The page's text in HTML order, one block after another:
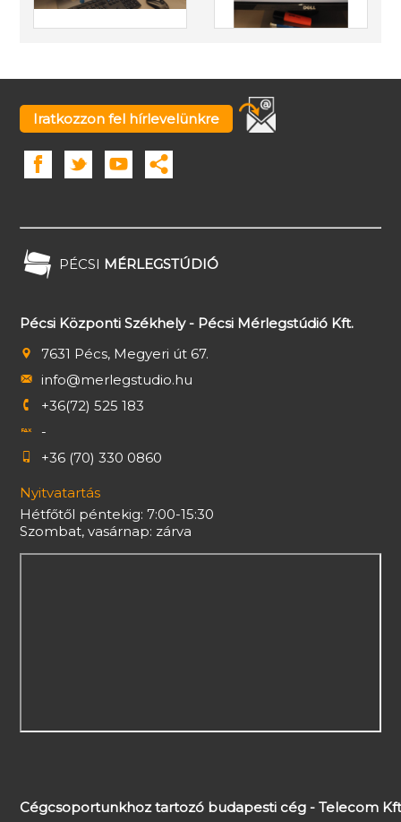
Iratkozzon fel hírlevelünkre
PÉCSI MÉRLEGSTÚDIÓ
Pécsi Központi Székhely - Pécsi Mérlegstúdió Kft.
7631 Pécs, Megyeri út 67.
info@merlegstudio.hu
+36(72) 525 183
-
+36 (70) 330 0860
Nyitvatartás
Hétfőtől péntekig: 7:00-15:30
Szombat, vasárnap: zárva
Cégcsoportunkhoz tartozó budapesti cég - Telecom